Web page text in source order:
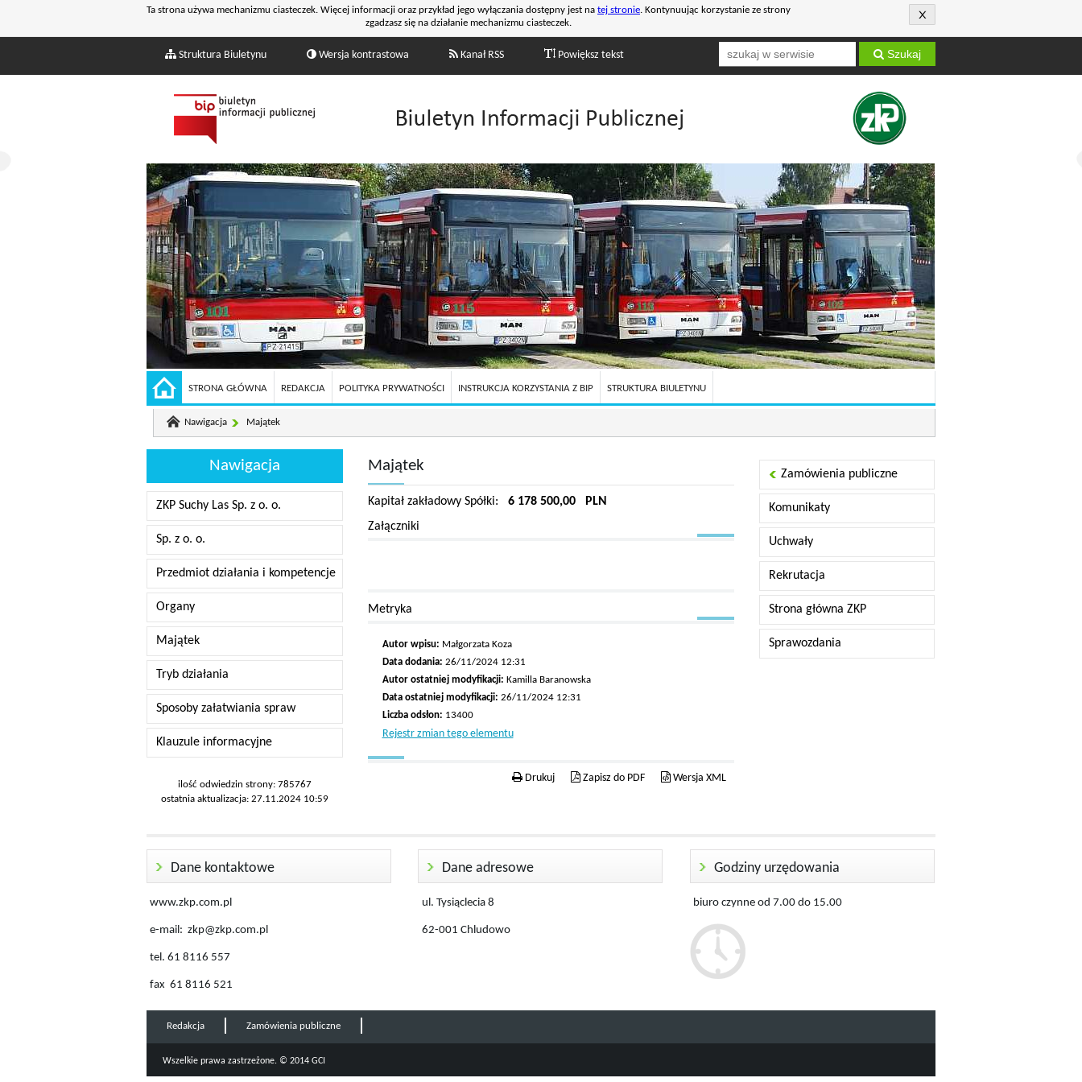
Ta strona używa mechanizmu ciasteczek. Więcej informacji oraz przykład jego wyłączania dostępny jest na tej stronie. Kontynuując korzystanie ze strony
zgadzasz się na działanie mechanizmu ciasteczek.
Struktura Biuletynu Wersja kontrastowa Kanał RSS Powiększ tekst Szukaj
STRONA GŁÓWNA REDAKCJA POLITYKA PRYWATNOŚCI INSTRUKCJA KORZYSTANIA Z BIP STRUKTURA BIULETYNU
Nawigacja Majątek
Nawigacja
ZKP Suchy Las Sp. z o. o.
Sp. z o. o.
Przedmiot działania i kompetencje
Organy
Majątek
Tryb działania
Sposoby załatwiania spraw
Klauzule informacyjne
ilość odwiedzin strony: 785767
ostatnia aktualizacja: 27.11.2024 10:59
Majątek
Kapitał zakładowy Spółki:
6 178 500,00 PLN
Załączniki
Metryka
Autor wpisu: Małgorzata Koza
Data dodania: 26/11/2024 12:31
Autor ostatniej modyfikacji: Kamilla Baranowska
Data ostatniej modyfikacji: 26/11/2024 12:31
Liczba odsłon: 13400
Rejestr zmian tego elementu
Wersja XML
Zapisz do PDF
Drukuj
Zamówienia publiczne
Komunikaty
Uchwały
Rekrutacja
Strona główna ZKP
Sprawozdania
Dane kontaktowe
www.zkp.com.pl
e-mail: zkp@zkp.com.pl
tel. 61 8116 557
fax 61 8116 521
Dane adresowe
ul. Tysiąclecia 8
62-001 Chludowo
Godziny urzędowania
biuro czynne od 7.00 do 15.00
Redakcja Zamówienia publiczne
Wszelkie prawa zastrzeżone. © 2014 GCI